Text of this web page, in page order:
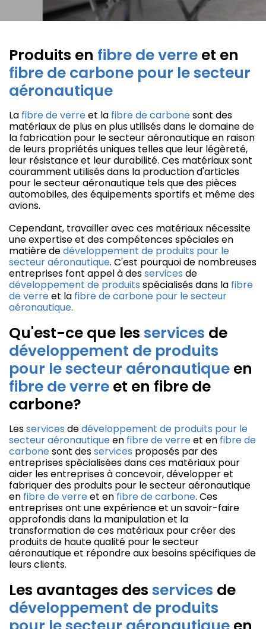
Produits en fibre de verre et en
fibre de carbone pour le secteur
aéronautique
La fibre de verreet la fibre de carbonesont des
matériaux de plus en plus utilisés dans le domaine de
la fabrication pour le secteur aéronautique en raison
de leurs propriétés uniques telles que leur légèreté,
leur résistance et leur durabilité. Ces matériaux sont
couramment utilisés dans la production d'articles
pour le secteur aéronautique tels que des pièces
automobiles, des équipements sportifs et même des
avions.
Cependant, travailler avec ces matériaux nécessite
une expertise et des compétences spéciales en
matière dedéveloppement de produits pour le
secteur aéronautique. C'est pourquoi de nombreuses
entreprises font appel à desservices de
développement de produits spécialisés dans la fibre
de verreet la fibre de carbone pour le secteur
aéronautique.
Qu'est-ce que les services de
développement de produits
pour le secteur aéronautique en
fibre de verre et en fibre de
carbone?
Lesservices dedéveloppement de produits pour le
secteur aéronautiqueen fibre de verreet en fibre de
carbonesont desservices proposés par des
entreprises spécialisées dans ces matériaux pour
aider les entreprises à concevoir, développer et
fabriquer des produits pour le secteur aéronautique
en fibre de verreet en fibre de carbone. Ces
entreprises ont une expérience et un savoir-faire
approfondis dans la manipulation et la
transformation de ces matériaux pour créer des
produits de haute qualité pour le secteur
aéronautique et répondre aux besoins spécifiques de
leurs clients.
Les avantages des services de
développement de produits